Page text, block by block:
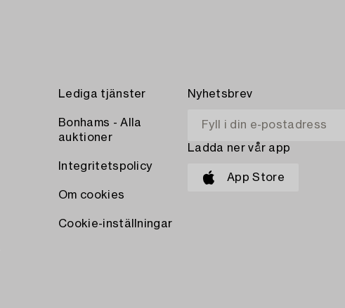
Lediga tjänster
Bonhams - Alla
auktioner
Integritetspolicy
Om cookies
Cookie-inställningar
Nyhetsbrev
Ladda ner vår app
App Store